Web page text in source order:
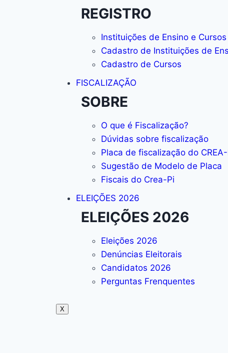
REGISTRO
Instituições de Ensino e
Cadastro de Instituições de
Cadastro de Cursos
FISCALIZAÇÃO
SOBRE
O que é Fiscalização?
Dúvidas sobre fiscalização
Placa de fiscalização do CREA-
Sugestão de Modelo de Placa
Fiscais do Crea-Pi
ELEIÇÕES 2026
ELEIÇÕES 2026
Eleições 2026
Denúncias Eleitorais
Candidatos 2026
Perguntas Frenquentes
X